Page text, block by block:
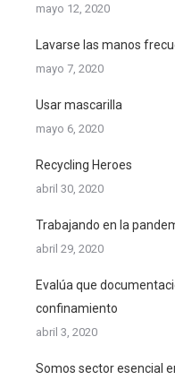
mayo 12, 2020
Lavarse las manos
mayo 7, 2020
Usar mascarilla
mayo 6, 2020
Recycling Heroes
abril 30, 2020
Trabajando en la
abril 29, 2020
Evalúa que
confinamiento
abril 3, 2020
Somos sector esencial